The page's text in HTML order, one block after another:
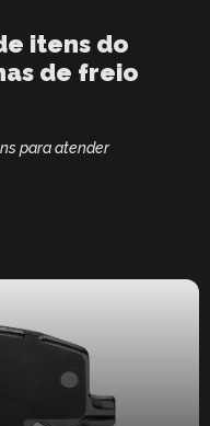
itens do
de freio
para atender